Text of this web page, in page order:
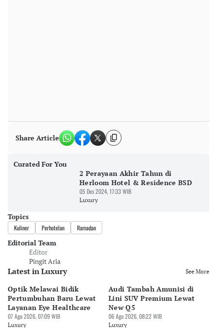
Share Article
Curated For You
2 Perayaan Akhir Tahun di
Herloom Hotel & Residence BSD
05 Des 2024, 17:33 WIB
Luxury
Topics
Kuliner Perhotelan Ramadan
Editorial Team
Editor
Pingit Aria
Latest in Luxury See More
Optik Melawai Bidik
Pertumbuhan Baru Lewat
Layanan Eye Healthcare
07 Agu 2026, 07:09 WIB
Luxury
Audi Tambah Amunisi di
Lini SUV Premium Lewat
New Q5
06 Agu 2026, 08:22 WIB
Luxury